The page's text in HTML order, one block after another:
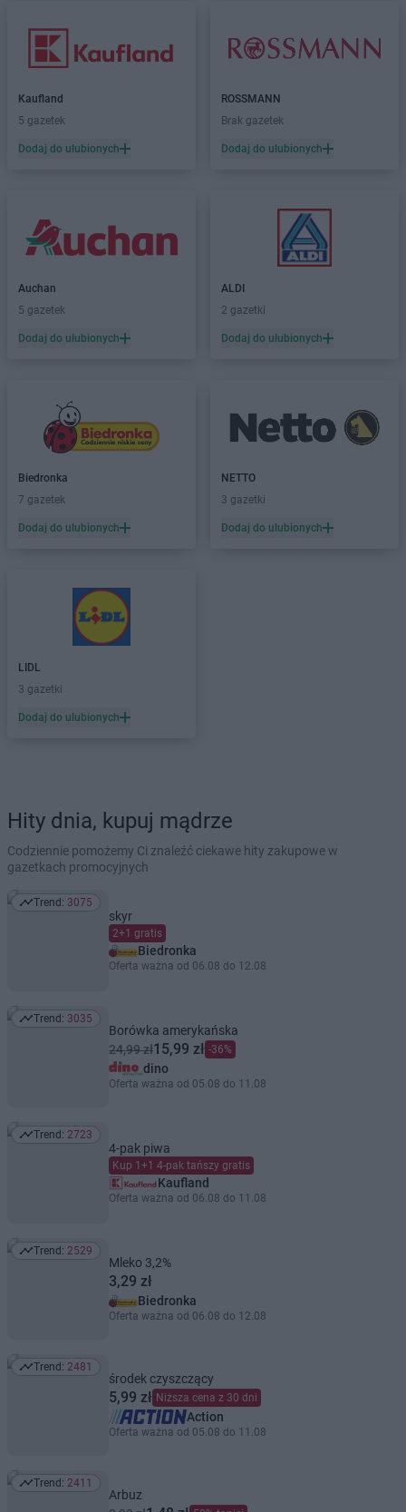
Kaufland
5 gazetek
Dodaj do ulubionych
ROSSMANN
Brak gazetek
Dodaj do ulubionych
Auchan
5 gazetek
Dodaj do ulubionych
ALDI
2 gazetki
Dodaj do ulubionych
Biedronka
7 gazetek
Dodaj do ulubionych
NETTO
3 gazetki
Dodaj do ulubionych
LIDL
3 gazetki
Dodaj do ulubionych
Hity dnia, kupuj mądrze
Codziennie pomożemy Ci znaleźć ciekawe hity zakupowe w
gazetkach promocyjnych
Trend: 3075
Trend: 3075
skyr
2+1 gratis
Biedronka
Oferta ważna od 06.08 do 12.08
Trend: 3035
Trend: 3035
Borówka amerykańska
24,99 zł15,99 zł -36%
dino
Oferta ważna od 05.08 do 11.08
Trend: 2723
Trend: 2723
4-pak piwa
Kup 1+1 4-pak tańszy gratis
Kaufland
Oferta ważna od 06.08 do 11.08
Trend: 2529
Trend: 2529
Mleko 3,2%
3,29 zł
Biedronka
Oferta ważna od 06.08 do 12.08
Trend: 2481
Trend: 2481
środek czyszczący
5,99 zł Niższa cena z 30 dni
Action
Oferta ważna od 05.08 do 11.08
Trend: 2411
Trend: 2411
Arbuz